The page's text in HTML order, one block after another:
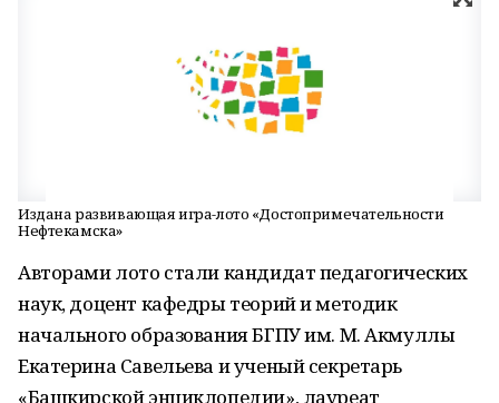
Издана развивающая игра-лото «Достопримечательности
Нефтекамска»
Авторами лото стали кандидат педагогических
наук, доцент кафедры теорий и методик
начального образования БГПУ им. М. Акмуллы
Екатерина Савельева и ученый секретарь
«Башкирской энциклопедии», лауреат